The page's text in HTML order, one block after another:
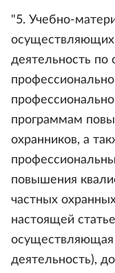
"5. Учебно-
осуществляющих
деятельность
программам
охранников, а
повышения
частных
настоящей
осуществляющая
деятельность),